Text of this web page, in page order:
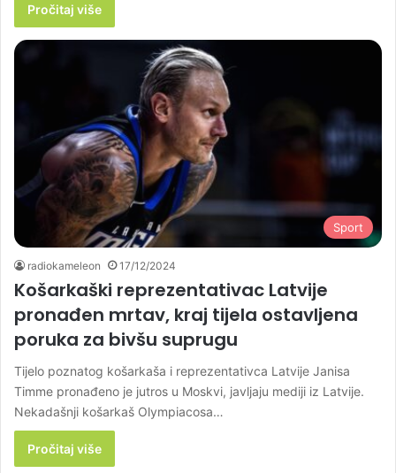
Pročitaj više
Sport
radiokameleon 17/12/2024
Košarkaški reprezentativac Latvije
pronađen mrtav, kraj tijela ostavljena
poruka za bivšu suprugu
Tijelo poznatog košarkaša i reprezentativca Latvije Janisa
Timme pronađeno je jutros u Moskvi, javljaju mediji iz Latvije.
Nekadašnji košarkaš Olympiacosa…
Pročitaj više